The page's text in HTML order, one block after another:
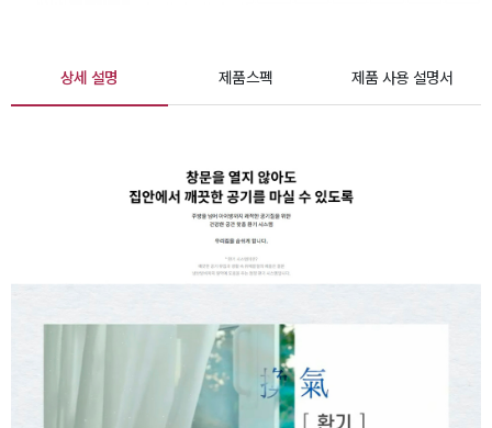
상세 설명 제품스펙 제품 사용 설명서